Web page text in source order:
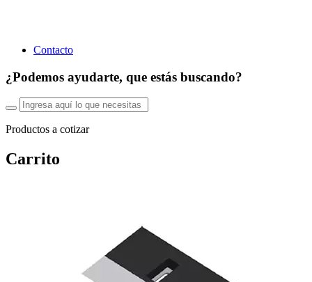
Contacto
¿Podemos ayudarte, que estás buscando?
Productos a cotizar
Carrito